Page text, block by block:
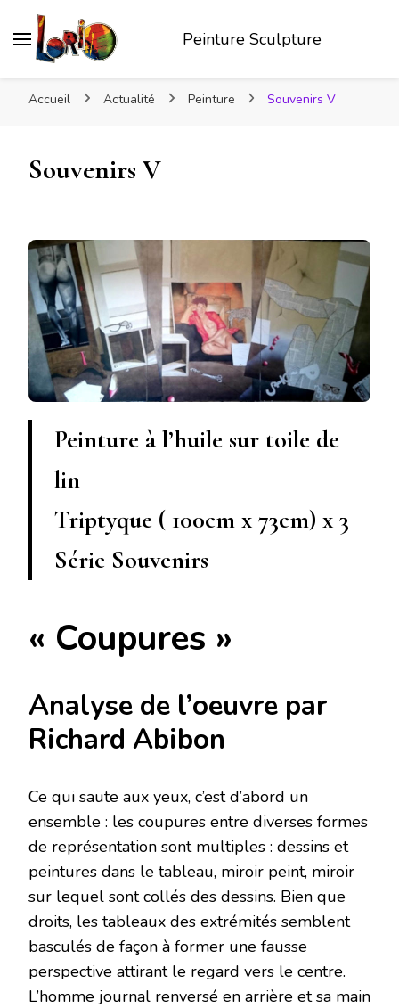
Peinture Sculpture
Accueil Actualité Peinture Souvenirs V
Souvenirs V
Peinture à l’huile sur toile de
lin
Triptyque ( 100cm x 73cm) x 3
Série Souvenirs
« Coupures »
Analyse de l’oeuvre par
Richard Abibon
Ce qui saute aux yeux, c’est d’abord un
ensemble : les coupures entre diverses formes
de représentation sont multiples : dessins et
peintures dans le tableau, miroir peint, miroir
sur lequel sont collés des dessins. Bien que
droits, les tableaux des extrémités semblent
basculés de façon à former une fausse
perspective attirant le regard vers le centre.
L’homme journal renversé en arrière et sa main